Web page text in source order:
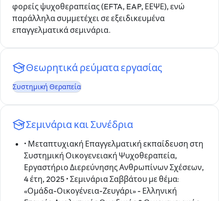
φορείς ψυχοθεραπείας (EFTA, EAP, ΕΕΨΕ), ενώ
παράλληλα συμμετέχει σε εξειδικευμένα
επαγγελματικά σεμινάρια.
Θεωρητικά ρεύματα εργασίας
Συστημική Θεραπεία
Σεμινάρια και Συνέδρια
• Μεταπτυχιακή Επαγγελματική εκπαίδευση στη
Συστημική Οικογενειακή Ψυχοθεραπεία,
Εργαστήριο Διερεύνησης Ανθρωπίνων Σχέσεων,
4 έτη, 2025 • Σεμινάρια Σαββάτου με θέμα:
«Ομάδα-Οικογένεια-Ζευγάρι» - Ελληνική